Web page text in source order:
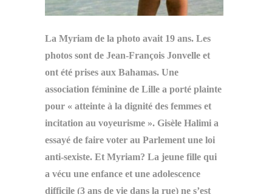
La Myriam de la photo avait 19 ans. Les
photos sont de Jean-François Jonvelle et
ont été prises aux Bahamas. Une
association féminine de Lille a porté plainte
pour « atteinte à la dignité des femmes et
incitation au voyeurisme ». Gisèle Halimi a
essayé de faire voter au Parlement une loi
anti-sexiste. Et Myriam? La jeune fille qui
a vécu une enfance et une adolescence
difficile (3 ans de vie dans la rue) ne s’est